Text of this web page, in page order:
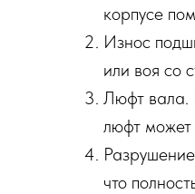
корпусе
Износ
или воя со
Люфт вала.
люфт
что